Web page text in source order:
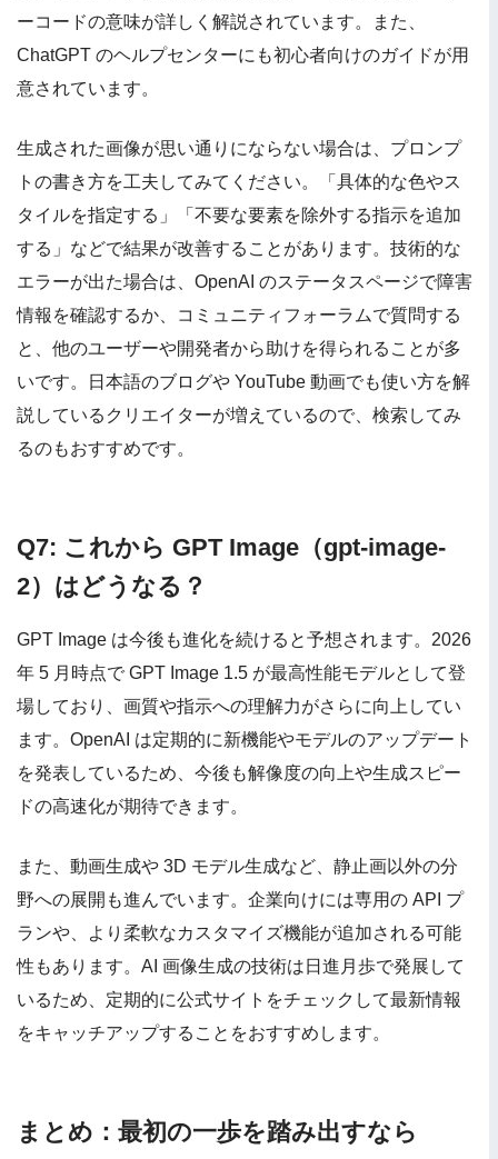
ーコードの意味が詳しく解説されています。また、
ChatGPT のヘルプセンターにも初心者向けのガイドが用
意されています。
生成された画像が思い通りにならない場合は、プロンプ
トの書き方を工夫してみてください。「具体的な色やス
タイルを指定する」「不要な要素を除外する指示を追加
する」などで結果が改善することがあります。技術的な
エラーが出た場合は、OpenAI のステータスページで障害
情報を確認するか、コミュニティフォーラムで質問する
と、他のユーザーや開発者から助けを得られることが多
いです。日本語のブログや YouTube 動画でも使い方を解
説しているクリエイターが増えているので、検索してみ
るのもおすすめです。
Q7: これから GPT Image（gpt-image-
2）はどうなる？
GPT Image は今後も進化を続けると予想されます。2026
年 5 月時点で GPT Image 1.5 が最高性能モデルとして登
場しており、画質や指示への理解力がさらに向上してい
ます。OpenAI は定期的に新機能やモデルのアップデート
を発表しているため、今後も解像度の向上や生成スピー
ドの高速化が期待できます。
また、動画生成や 3D モデル生成など、静止画以外の分
野への展開も進んでいます。企業向けには専用の API プ
ランや、より柔軟なカスタマイズ機能が追加される可能
性もあります。AI 画像生成の技術は日進月歩で発展して
いるため、定期的に公式サイトをチェックして最新情報
をキャッチアップすることをおすすめします。
まとめ：最初の一歩を踏み出すなら